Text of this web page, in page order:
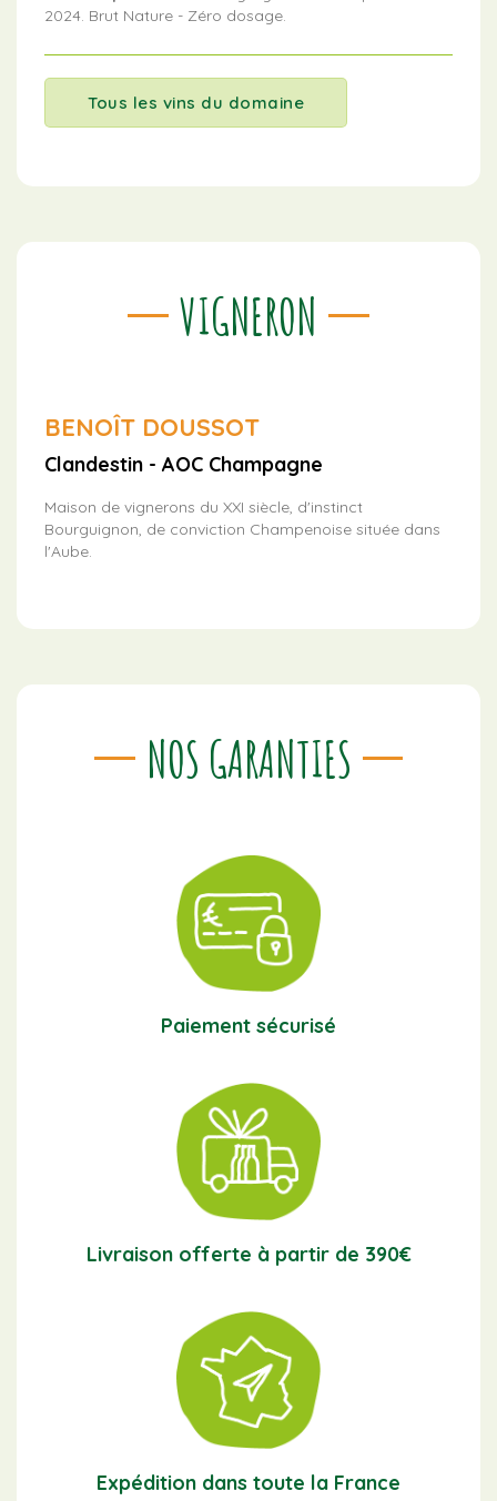
2024. Brut Nature - Zéro dosage.
Tous les vins du domaine
VIGNERON
BENOÎT DOUSSOT
Clandestin - AOC Champagne
Maison de vignerons du XXI siècle, d'instinct
Bourguignon, de conviction Champenoise située dans
l'Aube.
NOS GARANTIES
Paiement sécurisé
Livraison offerte à partir de 390€
Expédition dans toute la France